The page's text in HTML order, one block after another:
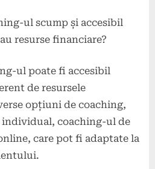
ul scump și accesibil
resurse financiare?
ul poate fi accesibil
de resursele
opțiuni de coaching,
coaching-ul de
care pot fi adaptate la